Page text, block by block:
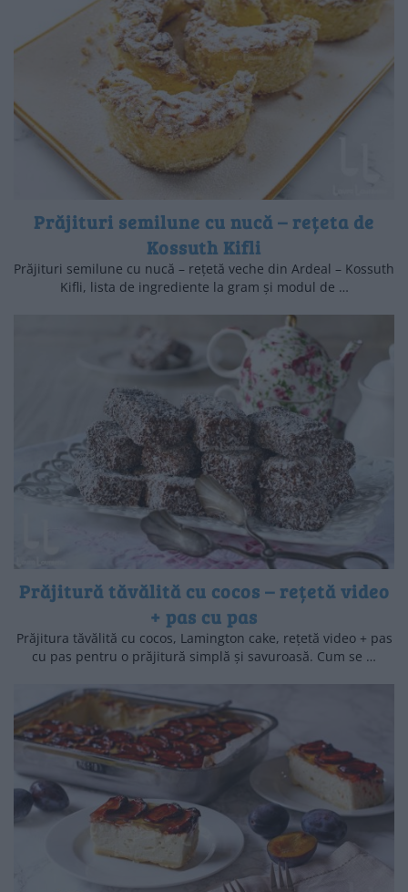
Prăjituri semilune cu nucă – rețeta de
Kossuth Kifli
Prăjituri semilune cu nucă – rețetă veche din Ardeal – Kossuth
Kifli, lista de ingrediente la gram și modul de …
Prăjitură tăvălită cu cocos – rețetă video
+ pas cu pas
Prăjitura tăvălită cu cocos, Lamington cake, rețetă video + pas
cu pas pentru o prăjitură simplă și savuroasă. Cum se …